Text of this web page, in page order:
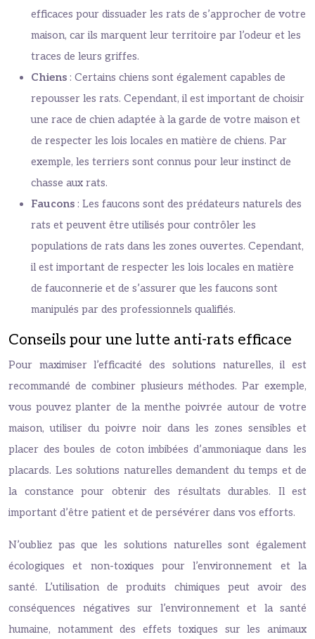
efficaces pour dissuader les rats de s’approcher de votre
maison, car ils marquent leur territoire par l’odeur et les
traces de leurs griffes.
Chiens : Certains chiens sont également capables de
repousser les rats. Cependant, il est important de choisir
une race de chien adaptée à la garde de votre maison et
de respecter les lois locales en matière de chiens. Par
exemple, les terriers sont connus pour leur instinct de
chasse aux rats.
Faucons : Les faucons sont des prédateurs naturels des
rats et peuvent être utilisés pour contrôler les
populations de rats dans les zones ouvertes. Cependant,
il est important de respecter les lois locales en matière
de fauconnerie et de s’assurer que les faucons sont
manipulés par des professionnels qualifiés.
Conseils pour une lutte anti-rats efficace
Pour maximiser l’efficacité des solutions naturelles, il est
recommandé de combiner plusieurs méthodes. Par exemple,
vous pouvez planter de la menthe poivrée autour de votre
maison, utiliser du poivre noir dans les zones sensibles et
placer des boules de coton imbibées d’ammoniaque dans les
placards. Les solutions naturelles demandent du temps et de
la constance pour obtenir des résultats durables. Il est
important d’être patient et de persévérer dans vos efforts.
N’oubliez pas que les solutions naturelles sont également
écologiques et non-toxiques pour l’environnement et la
santé. L’utilisation de produits chimiques peut avoir des
conséquences négatives sur l’environnement et la santé
humaine, notamment des effets toxiques sur les animaux